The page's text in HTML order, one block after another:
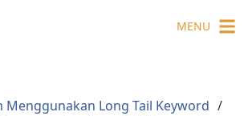
MENU
Menggunakan Long Tail Keyword